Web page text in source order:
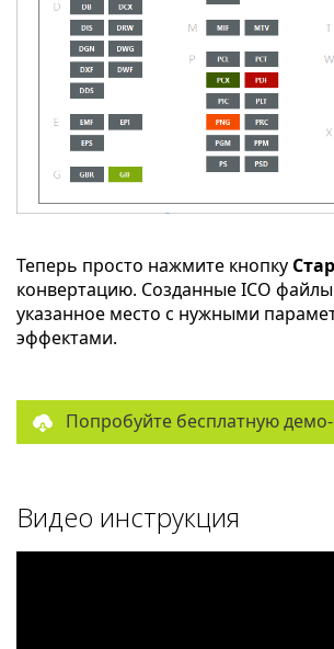
Теперь просто нажмите кнопку
конвертацию. Созданные ICO файлы
указанное место с нужными
эффектами.
Попробуйте бесплатную
Видео инструкция